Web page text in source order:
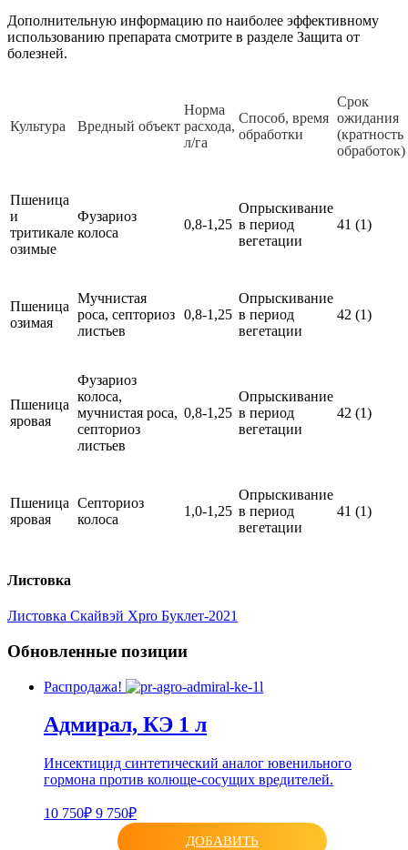
Дополнительную информацию по наиболее эффективному
использованию препарата смотрите в разделе Защита от
болезней.
Культура Вредный объект
Норма
расхода,
л/га
Способ, время
обработки
Срок
ожидания
(кратность
обработок)
Пшеница
и
тритикале
озимые
Фузариоз
колоса
0,8-1,25
Опрыскивание
в период
вегетации
41 (1)
Пшеница
озимая
Мучнистая
роса, септориоз
листьев
0,8-1,25
Опрыскивание
в период
вегетации
42 (1)
Пшеница
яровая
Фузариоз
колоса,
мучнистая роса,
септориоз
листьев
0,8-1,25
Опрыскивание
в период
вегетации
42 (1)
Пшеница
яровая
Септориоз
колоса
1,0-1,25
Опрыскивание
в период
вегетации
41 (1)
Листовка
Листовка Скайвэй Xpro Буклет-2021
Обновленные позиции
Распродажа!
Адмирал, КЭ 1 л
Инсектицид синтетический аналог ювенильного
гормона против колюще-сосущих вредителей.
10 750₽ 9 750₽
ДОБАВИТЬ